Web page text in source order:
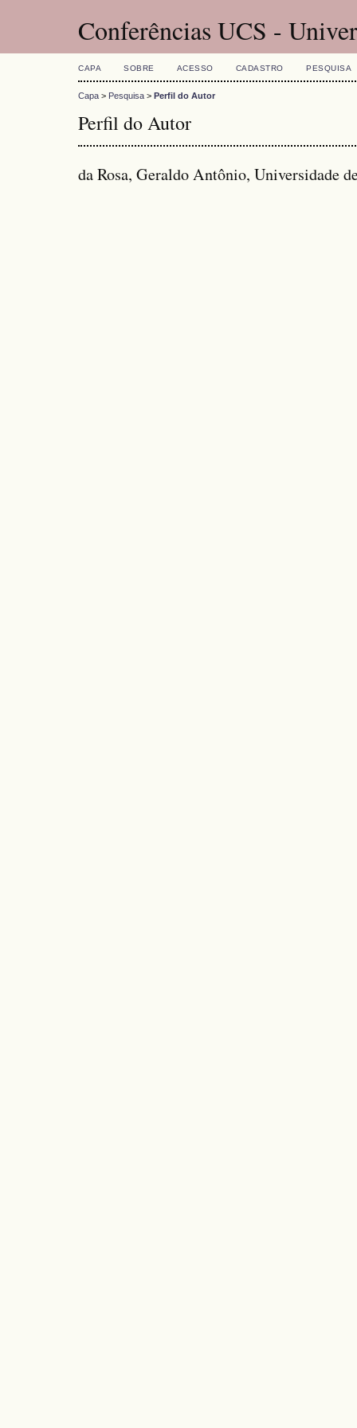
Conferências UCS -
CAPA SOBRE ACESSO CADASTRO PESQUISA
Capa > Pesquisa > Perfil do Autor
Perfil do Autor
da Rosa, Geraldo Antônio, Universidade